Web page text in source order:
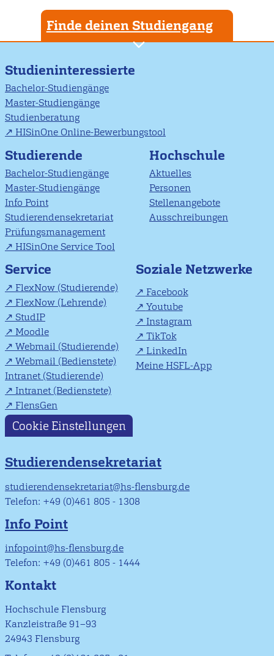
Finde deinen Studiengang
Studieninteressierte
Bachelor-Studiengänge
Master-Studiengänge
Studienberatung
HISinOne Online-Bewerbungstool
Studierende
Bachelor-Studiengänge
Master-Studiengänge
Info Point
Studierendensekretariat
Prüfungsmanagement
HISinOne Service Tool
Hochschule
Aktuelles
Personen
Stellenangebote
Ausschreibungen
Service
FlexNow (Studierende)
FlexNow (Lehrende)
StudIP
Moodle
Webmail (Studierende)
Webmail (Bedienstete)
Intranet (Studierende)
Intranet (Bedienstete)
FlensGen
Soziale Netzwerke
Facebook
Youtube
Instagram
TikTok
LinkedIn
Meine HSFL-App
Cookie Einstellungen
Studierendensekretariat
studierendensekretariat@hs-flensburg.de
Telefon: +49 (0)461 805 - 1308
Info Point
infopoint@hs-flensburg.de
Telefon: +49 (0)461 805 - 1444
Kontakt
Hochschule Flensburg
Kanzleistraße 91–93
24943 Flensburg